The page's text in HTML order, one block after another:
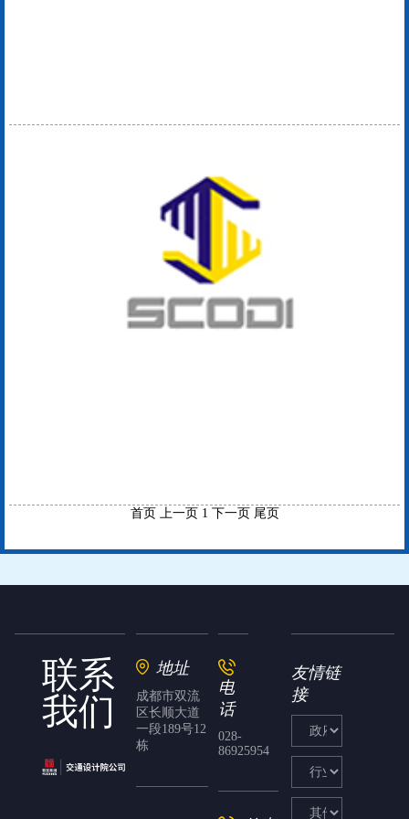
首页 上一页 1 下一页 尾页
联系
我们
地址
成都市双流
区长顺大道
一段189号12
栋
电
话
028-
86925954
友情链
接